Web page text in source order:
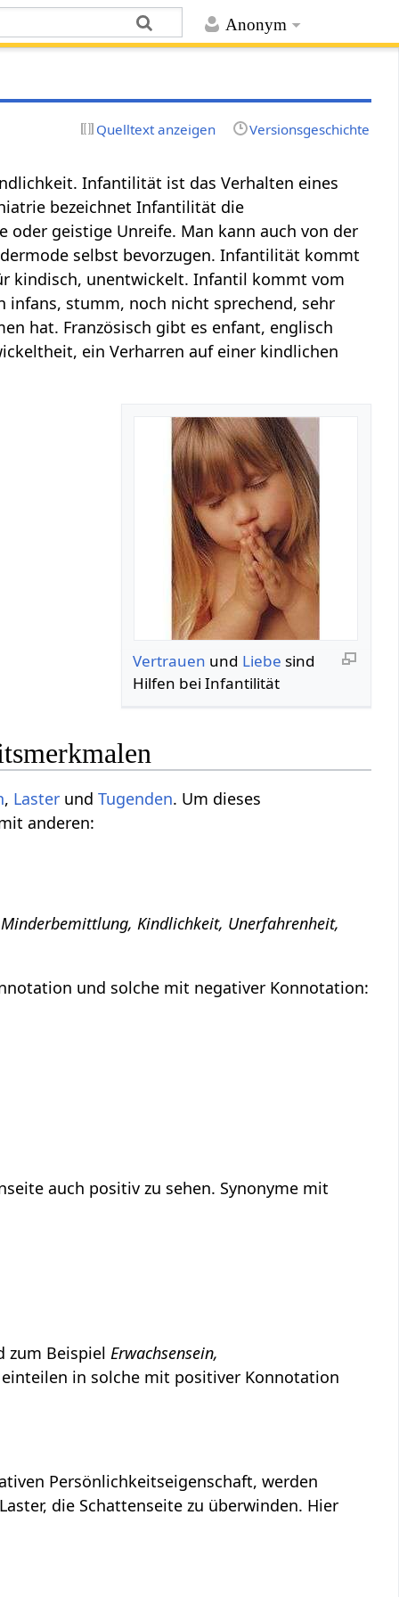
Anonym
Quelltext anzeigen Versionsgeschichte
Infantilität ist das Verhalten eines
bezeichnet Infantilität die
geistige Unreife. Man kann auch von der
selbst bevorzugen. Infantilität kommt
kindisch, unentwickelt. Infantil kommt vom
stumm, noch nicht sprechend, sehr
hat. Französisch gibt es enfant, englisch
ein Verharren auf einer kindlichen
Vertrauen und Liebe sind
Hilfen bei Infantilität
, Laster undTugenden. Um dieses
anderen:
Kindlichkeit, Unerfahrenheit,
und solche mit negativer Konnotation:
auch positiv zu sehen. Synonyme mit
zum BeispielErwachsensein,
in solche mit positiver Konnotation
Persönlichkeitseigenschaft, werden
die Schattenseite zu überwinden. Hier